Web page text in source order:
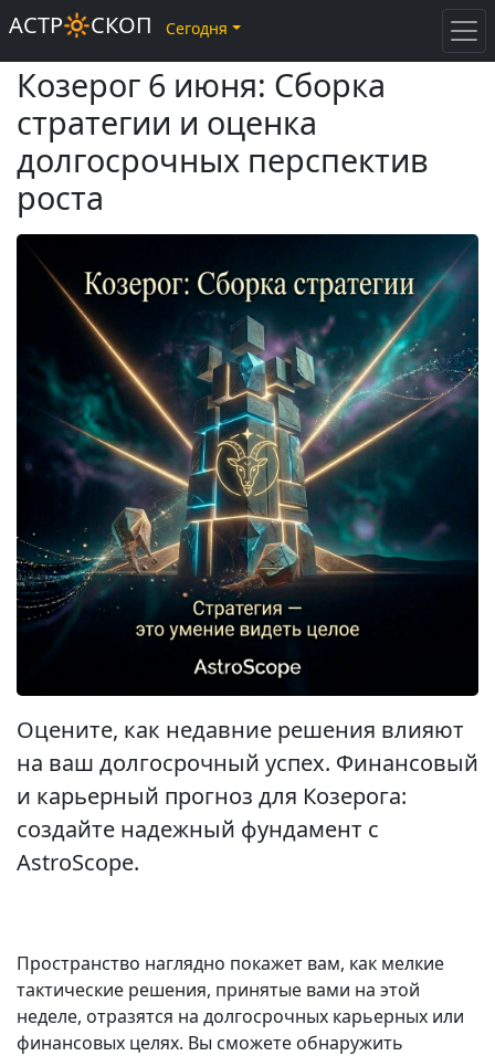
Козерог 6 июня: Сборка
стратегии и оценка
долгосрочных перспектив
роста
Оцените, как недавние решения влияют
на ваш долгосрочный успех. Финансовый
и карьерный прогноз для Козерога:
создайте надежный фундамент с
AstroScope.
Пространство наглядно покажет вам, как мелкие
тактические решения, принятые вами на этой
неделе, отразятся на долгосрочных карьерных или
финансовых целях. Вы сможете обнаружить
АСТР🔆СКОП Сегодня